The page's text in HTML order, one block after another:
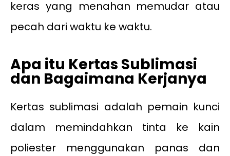
keras yang menahan memudar atau
pecah dari waktu ke waktu.
Apa itu Kertas Sublimasi
dan Bagaimana Kerjanya
Kertas sublimasi adalah pemain kunci
dalam memindahkan tinta ke kain
poliester menggunakan panas dan